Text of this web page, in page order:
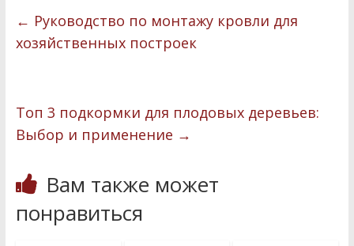
btп
и
ь
← Руководство по монтажу кровли для
хозяйственных построек
Топ 3 подкормки для плодовых деревьев:
Выбор и применение →
Вам также может
понравиться